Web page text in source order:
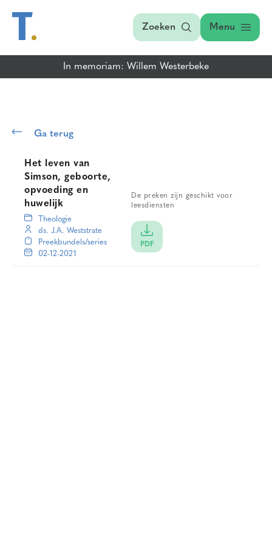
Zoeken Menu
In memoriam: Willem Westerbeke
Ga terug
Het leven van
Simson, geboorte,
opvoeding en
huwelijk
De preken zijn geschikt voor
leesdiensten
Theologie
ds. J.A. Weststrate
Preekbundels/series
02-12-2021
PDF